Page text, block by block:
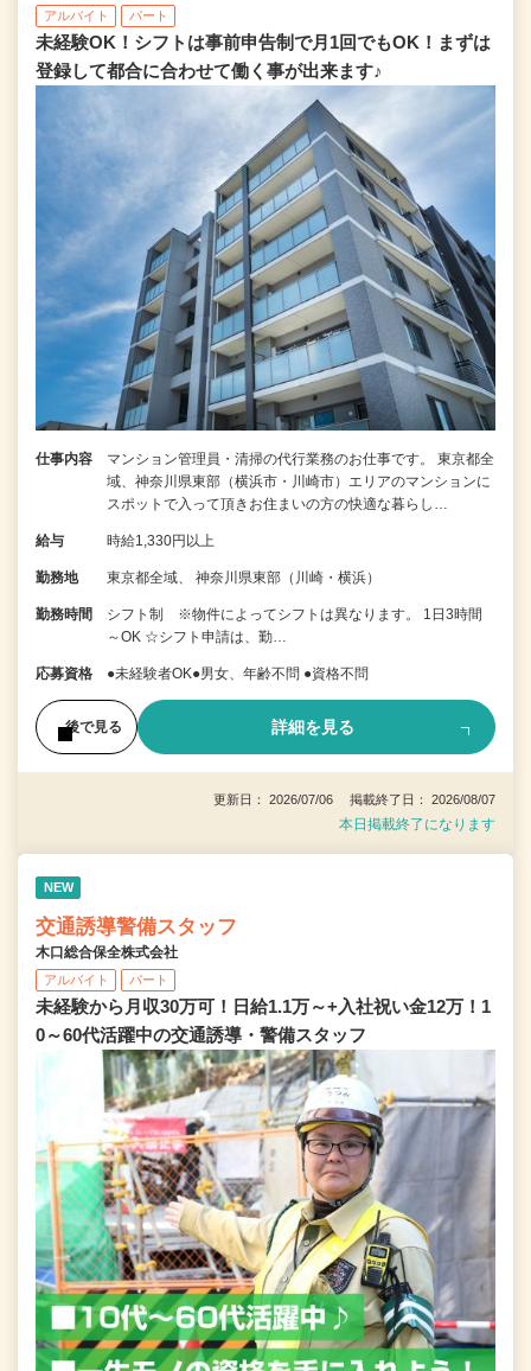
アルバイト パート
未経験OK！シフトは事前申告制で月1回でもOK！まずは
登録して都合に合わせて働く事が出来ます♪
仕事内容
マンション管理員・清掃の代行業務のお仕事です。 東京都全
域、神奈川県東部（横浜市・川崎市）エリアのマンションに
スポットで入って頂きお住まいの方の快適な暮らし…
給与 時給1,330円以上
勤務地 東京都全域、 神奈川県東部（川崎・横浜）
勤務時間
シフト制 ※物件によってシフトは異なります。 1日3時間
～OK ☆シフト申請は、勤…
応募資格 ●未経験者OK●男女、年齢不問 ●資格不問
後で見る 詳細を見る
更新日： 2026/07/06 掲載終了日： 2026/08/07
本日掲載終了になります
NEW
交通誘導警備スタッフ
木口総合保全株式会社
アルバイト パート
未経験から月収30万可！日給1.1万～+入社祝い金12万！1
0～60代活躍中の交通誘導・警備スタッフ